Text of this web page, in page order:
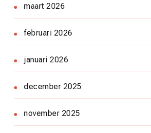
maart 2026
februari 2026
januari 2026
december 2025
november 2025